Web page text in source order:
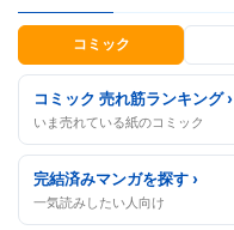
コミック
コミック 売れ筋ランキング ›
いま売れている紙のコミック
完結済みマンガを探す ›
一気読みしたい人向け